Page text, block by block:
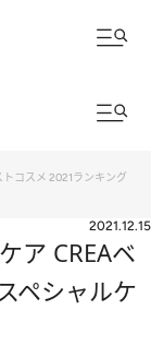
コスメ 2021ランキング
2021.12.15
ア CREAベ
ペシャルケ